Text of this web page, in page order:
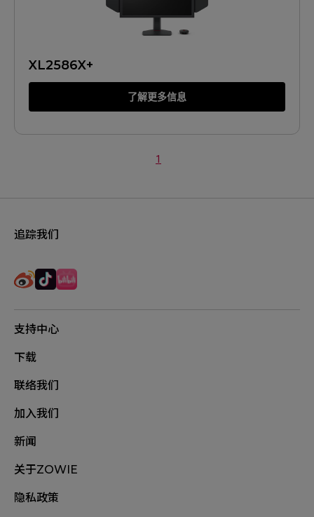
XL2586X+
了解更多信息
1
追踪我们
支持中心
下载
联络我们
加入我们
新闻
关于ZOWIE
隐私政策